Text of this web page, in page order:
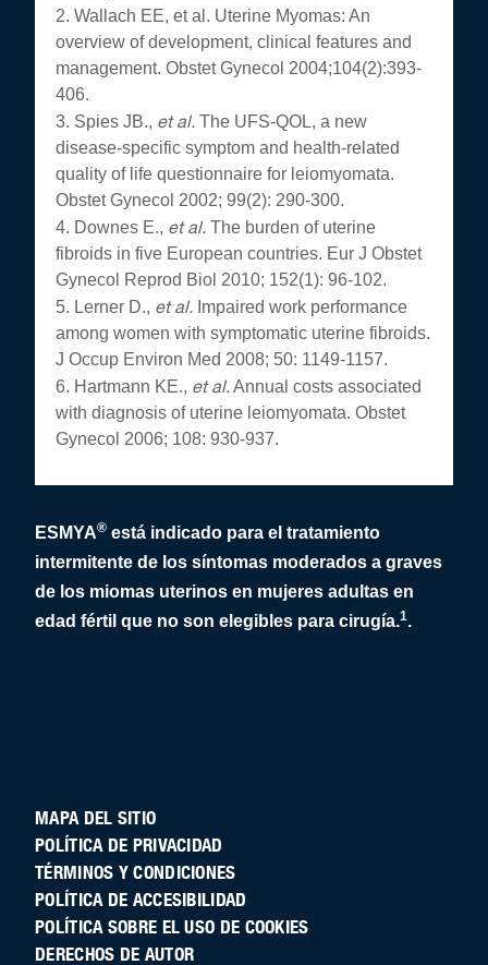
2. Wallach EE, et al. Uterine Myomas: An
overview of development, clinical features and
management. Obstet Gynecol 2004;104(2):393-
406.
3. Spies JB., et al. The UFS-QOL, a new
disease-specific symptom and health-related
quality of life questionnaire for leiomyomata.
Obstet Gynecol 2002; 99(2): 290-300.
4. Downes E., et al. The burden of uterine
fibroids in five European countries. Eur J Obstet
Gynecol Reprod Biol 2010; 152(1): 96-102.
5. Lerner D., et al. Impaired work performance
among women with symptomatic uterine fibroids.
J Occup Environ Med 2008; 50: 1149-1157.
6. Hartmann KE., et al.Annual costs associated
with diagnosis of uterine leiomyomata. Obstet
Gynecol 2006; 108: 930-937.
ESMYA® está indicado para el tratamiento
intermitente de los síntomas moderados a graves
de los miomas uterinos en mujeres adultas en
edad fértil que no son elegibles para cirugía.1.
MAPA DEL SITIO
POLÍTICA DE PRIVACIDAD
TÉRMINOS Y CONDICIONES
POLÍTICA DE ACCESIBILIDAD
POLÍTICA SOBRE EL USO DE COOKIES
DERECHOS DE AUTOR